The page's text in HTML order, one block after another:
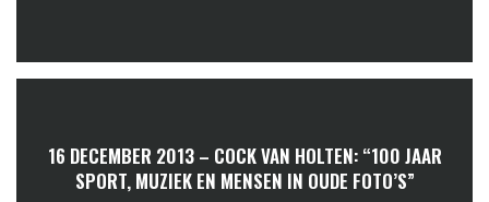
16 DECEMBER 2013 – COCK VAN HOLTEN: “100 JAAR
SPORT, MUZIEK EN MENSEN IN OUDE FOTO’S”